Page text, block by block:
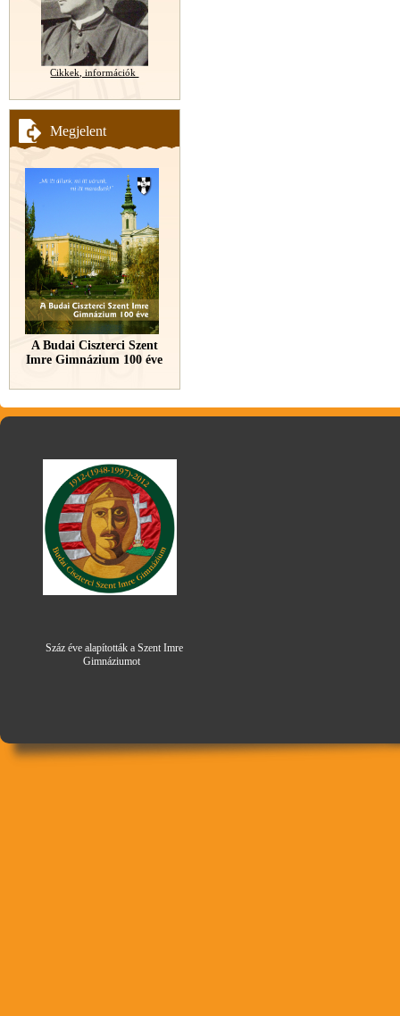
Cikkek, információk
Megjelent
A Budai Ciszterci Szent
Imre Gimnázium 100 éve
Száz éve alapították a Szent Imre
Gimnáziumot